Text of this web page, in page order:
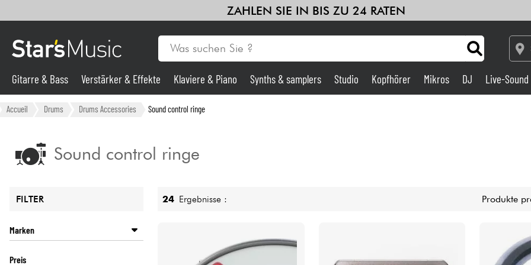
ZAHLEN SIE IN BIS ZU 24 RATEN
Gitarre & Bass
Violinen & Quartett
Gitarre & Bass Verstärker & Effekte Klaviere & Piano Synths & samplers Studio Kopfhörer Mikros DJ Live-Sound
Accueil Drums Drums Accessories Sound control ringe
Sound control ringe
FILTER
Marken
Preis
24 Ergebnisse : Produkte